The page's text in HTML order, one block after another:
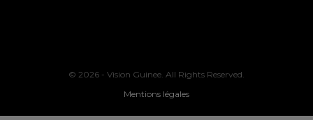
© 2026 - Vision Guinee. All Rights Reserved.
Mentions légales